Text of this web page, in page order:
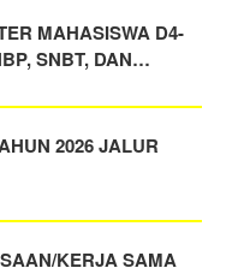
MAHASISWA D4-
SNBT, DAN…
2026 JALUR
KERJA SAMA